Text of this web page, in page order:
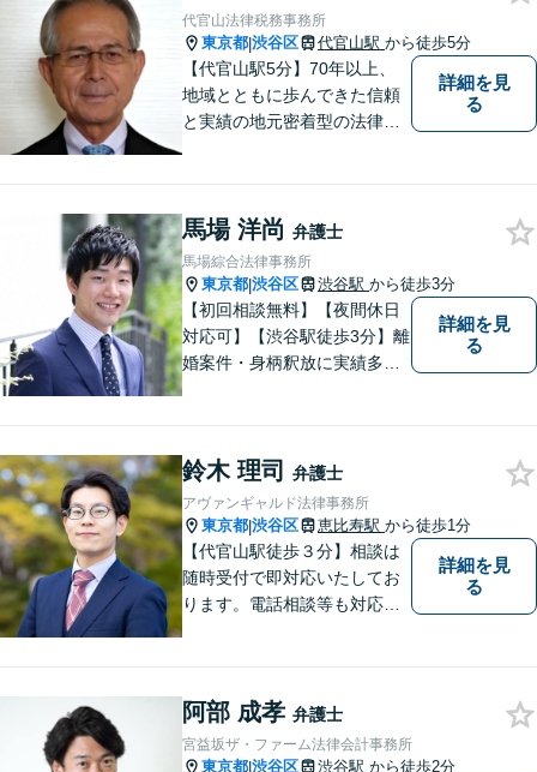
す。
代官山法律税務事務所
東京都|渋谷区 代官山駅 から徒歩5分
【代官山駅5分】70年以上、
地域とともに歩んできた信頼
と実績の地元密着型の法律事
に明るい未来を描いていきま
しょう！【恵比寿駅7分】【地
域密着型の法律事務所】
詳細を見
る
馬場 洋尚 弁護士
馬場綜合法律事務所
東京都|渋谷区 渋谷駅 から徒歩3分
【初回相談無料】【夜間休日
対応可】【渋谷駅徒歩3分】離
婚案件・身柄釈放に実績多数
かりと向き合い、迅速に粘り
強くより良い解決を目指しま
す。お困りの場合、まずはご
相談ください。
詳細を見
る
鈴木 理司 弁護士
アヴァンギャルド法律事務所
東京都|渋谷区 恵比寿駅 から徒歩1分
【代官山駅徒歩３分】相談は
随時受付で即対応いたしてお
ります。電話相談等も対応可
詳細を見
る
阿部 成孝 弁護士
宮益坂ザ・ファーム法律会計事務所
東京都|渋谷区 渋谷駅 から徒歩2分